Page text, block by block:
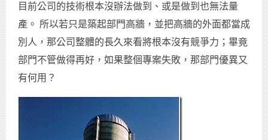
目前公司的技術根本沒辦法做到、或是做到也無法量
產。 所以若只是築起部門高牆，並把高牆的外面都當成
別人，那公司整體的長久來看將根本沒有競爭力；畢竟
部門不管做得再好，如果整個專案失敗，那部門優異又
有何用？